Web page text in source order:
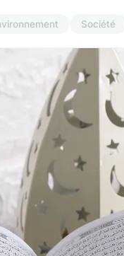
Société